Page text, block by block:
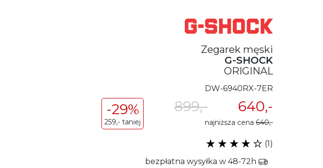
Zegarek męski
G-SHOCK
ORIGINAL
DW-6940RX-7ER
640,-
-29%
259,- taniej
899,-
najniższa cena 640,-
(1)
bezpłatna wysyłka w 48-72h